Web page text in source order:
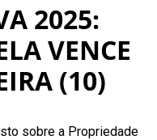
2025:
VENCE
(10)
sobre a Propriedade